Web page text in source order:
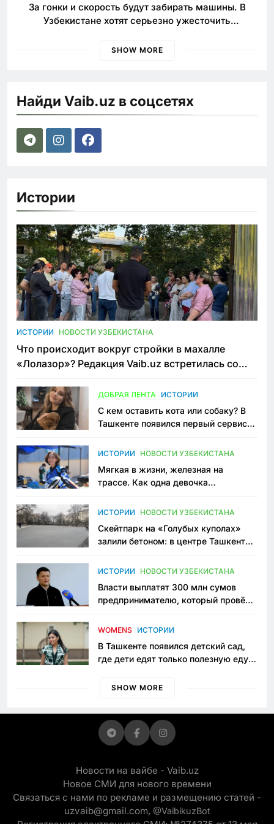
За гонки и скорость будут забирать машины. В
Узбекистане хотят серьезно ужесточить
SHOW MORE
Найди Vaib.uz в соцсетях
Истории
ИСТОРИИ НОВОСТИ УЗБЕКИСТАНА
Что происходит вокруг стройки в махалле
«Лолазор»? Редакция Vaib.uz встретилась со
ДОБРАЯ ЛЕНТА ИСТОРИИ
С кем оставить кота или собаку? В
Ташкенте появился первый сервис
ИСТОРИИ НОВОСТИ УЗБЕКИСТАНА
Мягкая в жизни, железная на
трассе. Как одна девочка
Узбекистане
ИСТОРИИ НОВОСТИ УЗБЕКИСТАНА
Скейтпарк на «Голубых куполах»
залили бетоном: в центре Ташкента
пространство
ИСТОРИИ НОВОСТИ УЗБЕКИСТАНА
Власти выплатят 300 млн сумов
предпринимателю, который провёл
приговору
WOMENS ИСТОРИИ
В Ташкенте появился детский сад,
где дети едят только полезную еду.
просить «кашу без сахара»
SHOW MORE
Новости на вайбе - Vaib.uz
Новое СМИ для нового времени
Связаться с нами по рекламе и размещению статей -
uzvaib@gmail.com, @VaibikuzBot